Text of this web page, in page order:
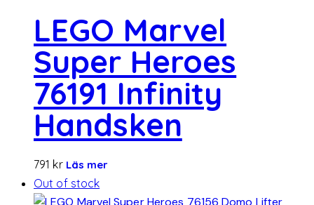
LEGO Marvel
Super Heroes
76191 Infinity
Handsken
791 kr Läs mer
Out of stock